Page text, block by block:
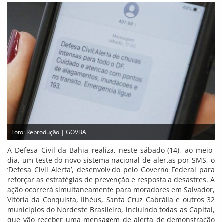
Foto: Reprodução | GOVBA
A Defesa Civil da Bahia realiza, neste sábado (14), ao meio-
dia, um teste do novo sistema nacional de alertas por SMS, o
‘Defesa Civil Alerta’, desenvolvido pelo Governo Federal para
reforçar as estratégias de prevenção e resposta a desastres. A
ação ocorrerá simultaneamente para moradores em Salvador,
Vitória da Conquista, Ilhéus, Santa Cruz Cabrália e outros 32
municípios do Nordeste Brasileiro, incluindo todas as Capitai,
que vão receber uma mensagem de alerta de demonstração